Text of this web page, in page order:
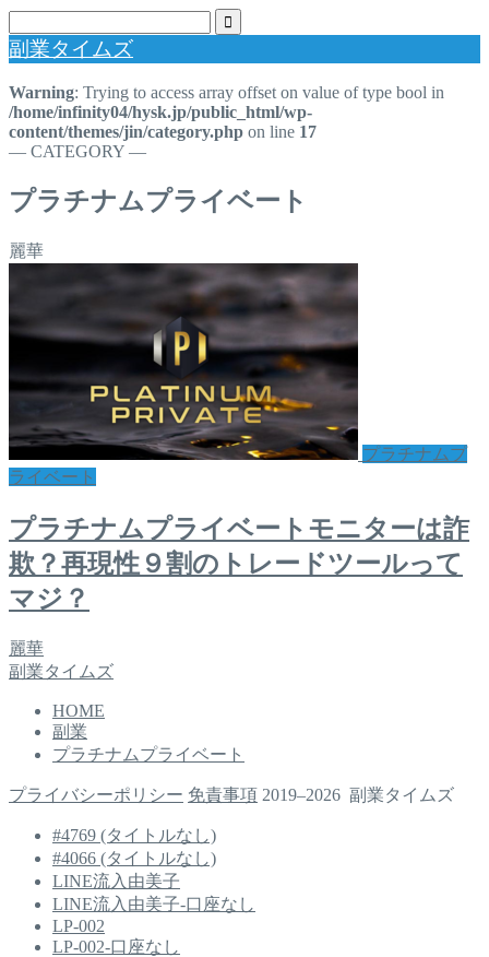
副業タイムズ
Warning: Trying to access array offset on value of type bool in
/home/infinity04/hysk.jp/public_html/wp-
content/themes/jin/category.php on line 17
― CATEGORY ―
プラチナムプライベート
麗華
プラチナムプ
ライベート
プラチナムプライベートモニターは詐
欺？再現性９割のトレードツールって
マジ？
麗華
副業タイムズ
HOME
副業
プラチナムプライベート
プライバシーポリシー 免責事項 2019–2026 副業タイムズ
#4769 (タイトルなし)
#4066 (タイトルなし)
LINE流入由美子
LINE流入由美子-口座なし
LP-002
LP-002-口座なし